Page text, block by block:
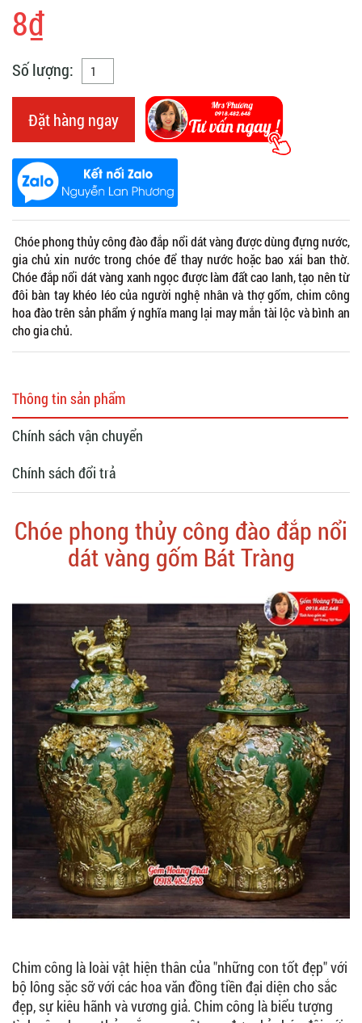
8₫
Số lượng:
Đặt hàng ngay
Chóe phong thủy công đào đắp nổi dát vàng được dùng đựng nước,
gia chủ xin nước trong chóe để thay nước hoặc bao xái ban thờ.
Chóe đắp nổi dát vàng xanh ngọc được làm đất cao lanh, tạo nên từ
đôi bàn tay khéo léo của người nghệ nhân và thợ gốm, chim công
hoa đào trên sản phẩm ý nghĩa mang lại may mắn tài lộc và bình an
cho gia chủ.
Thông tin sản phẩm
Chính sách vận chuyển
Chính sách đổi trả
Chóe phong thủy công đào đắp nổi
dát vàng gốm Bát Tràng
Chim công là loài vật hiện thân của "những con tốt đẹp" với
bộ lông sặc sỡ với các hoa văn đồng tiền đại diện cho sắc
đẹp, sự kiêu hãnh và vương giả. Chim công là biểu tượng